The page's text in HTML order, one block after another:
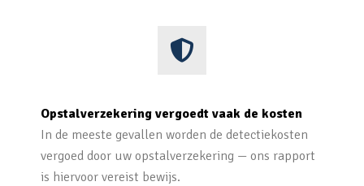
Opstalverzekering vergoedt vaak de kosten
In de meeste gevallen worden de detectiekosten
vergoed door uw opstalverzekering — ons rapport
is hiervoor vereist bewijs.